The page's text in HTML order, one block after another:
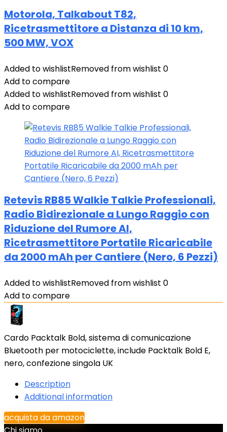
Motorola, Talkabout T82,
Ricetrasmettitore a Distanza di 10 km,
500 MW, VOX
Added to wishlistRemoved from wishlist 0
Add to compare
Added to wishlistRemoved from wishlist 0
Add to compare
Retevis RB85 Walkie Talkie Professionali,
Radio Bidirezionale a Lungo Raggio con
Riduzione del Rumore AI,
Ricetrasmettitore Portatile Ricaricabile
da 2000 mAh per Cantiere (Nero, 6 Pezzi)
Added to wishlistRemoved from wishlist 0
Add to compare
Cardo Packtalk Bold, sistema di comunicazione
Bluetooth per motociclette, include Packtalk Bold E,
nero, confezione singola UK
Description
Additional information
acquista da amazon